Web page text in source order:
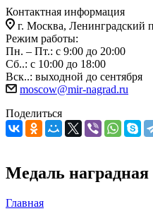
Контактная информация
г. Москва, Ленинградский
Режим работы:
Пн. – Пт.: с 9:00 до 20:00
Сб..: с 10:00 до 18:00
Вск..: выходной до сентября
moscow@mir-nagrad.ru
Поделиться
Медаль
Главная